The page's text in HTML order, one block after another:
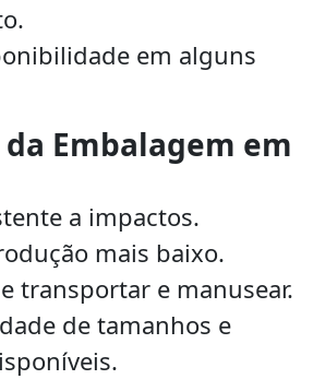
em alguns
Embalagem em
a impactos.
mais baixo.
transportar e manusear.
de tamanhos e